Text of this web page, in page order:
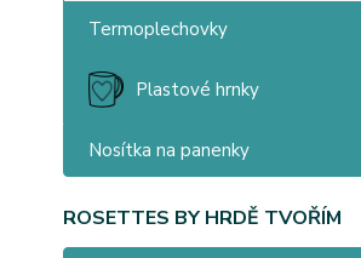
Termoplechovky
Plastové hrnky
Nosítka na panenky
ROSETTES BY HRDĚ TVOŘÍM